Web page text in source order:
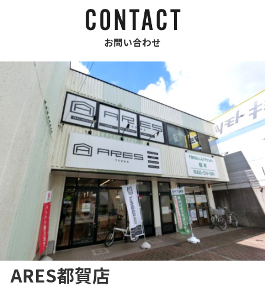
お問い合わせ
ARES都賀店